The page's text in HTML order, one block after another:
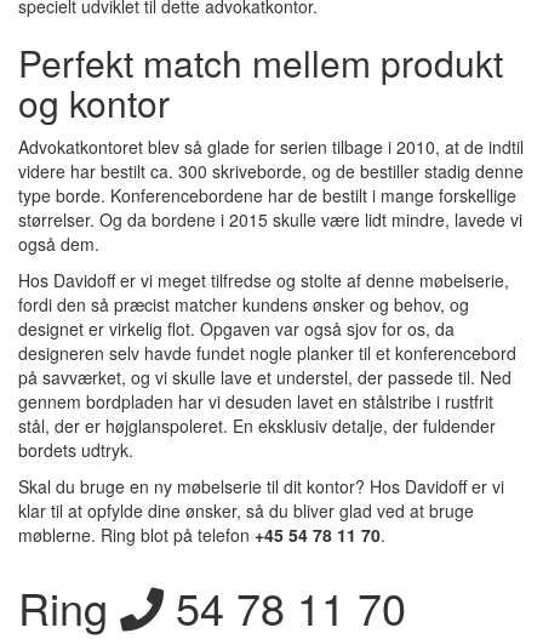
specielt udviklet til dette advokatkontor.
Perfekt match mellem produkt
og kontor
Advokatkontoret blev så glade for serien tilbage i 2010, at de indtil
videre har bestilt ca. 300 skriveborde, og de bestiller stadig denne
type borde. Konferencebordene har de bestilt i mange forskellige
størrelser. Og da bordene i 2015 skulle være lidt mindre, lavede vi
også dem.
Hos Davidoff er vi meget tilfredse og stolte af denne møbelserie,
fordi den så præcist matcher kundens ønsker og behov, og
designet er virkelig flot. Opgaven var også sjov for os, da
designeren selv havde fundet nogle planker til et konferencebord
på savværket, og vi skulle lave et understel, der passede til. Ned
gennem bordpladen har vi desuden lavet en stålstribe i rustfrit
stål, der er højglanspoleret. En eksklusiv detalje, der fuldender
bordets udtryk.
Skal du bruge en ny møbelserie til dit kontor? Hos Davidoff er vi
klar til at opfylde dine ønsker, så du bliver glad ved at bruge
møblerne. Ring blot på telefon +45 54 78 11 70.
Ring 54 78 11 70